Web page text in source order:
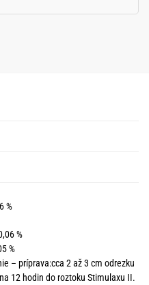
%
%
%
– príprava:cca 2 až 3 cm odrezku
12 hodin do roztoku Stimulaxu II.